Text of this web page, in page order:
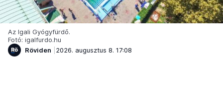
Az Igali Gyógyfürdő.
Fotó: igalfurdo.hu
Röviden
2026. augusztus 8. 17:08